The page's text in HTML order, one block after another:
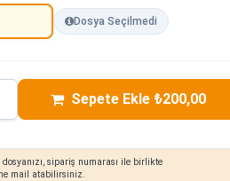
Dosya Seçilmedi
Sepete Ekle ₺200,00
sipariş numarası ile birlikte
mail atabilirsiniz.